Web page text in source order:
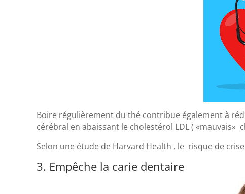
Boire régulièrement du thé contribue également à
cérébral en abaissant le cholestérol LDL ( «mauvais»
Selon une étude de Harvard Health , le risque de
3. Empêche la carie dentaire